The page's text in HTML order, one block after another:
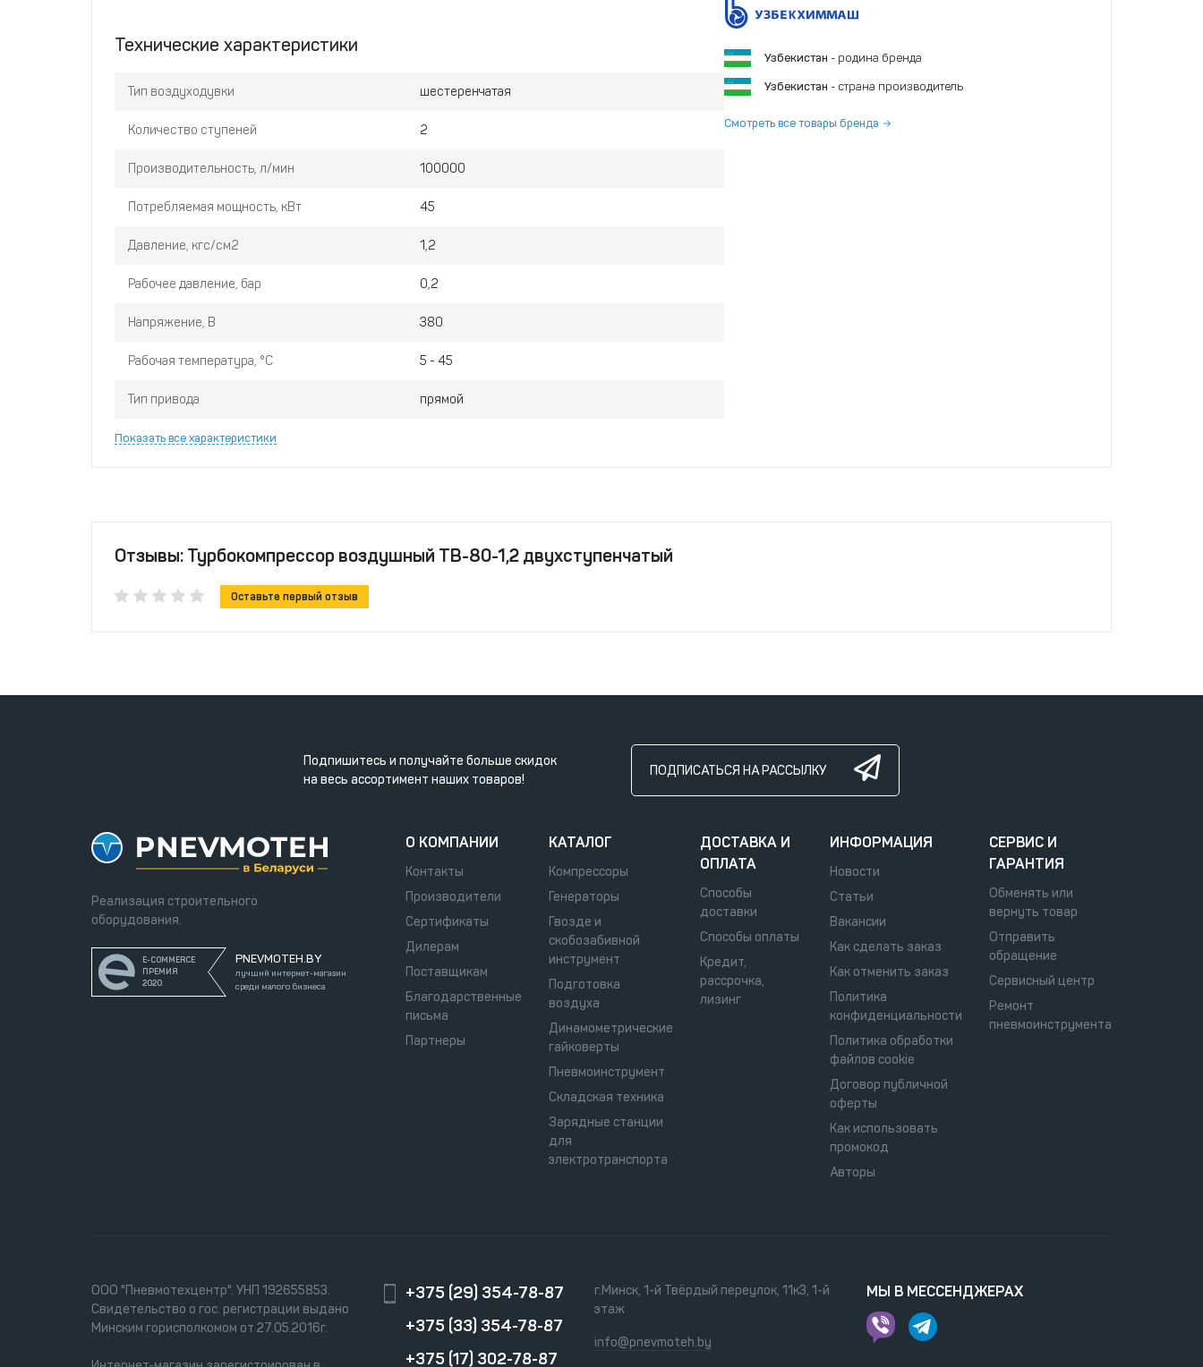
Технические характеристики
Тип воздуходувки шестеренчатая
Количество ступеней 2
Производительность, л/мин 100000
Потребляемая мощность, кВт 45
Давление, кгс/см2 1,2
Рабочее давление, бар 0,2
Напряжение, В 380
Рабочая температура, °C 5 - 45
Тип привода прямой
Показать все характеристики
Узбекистан - родина бренда
Узбекистан - страна производитель
Смотреть все товары бренда
Отзывы: Турбокомпрессор воздушный ТВ-80-1,2 двухступенчатый
Оставьте первый отзыв
Подпишитесь и получайте больше скидок
на весь ассортимент наших товаров!
ПОДПИСАТЬСЯ НА РАССЫЛКУ
Реализация строительного
оборудования.
E-COMMERCE
ПРЕМИЯ
2020
PNEVMOTEH.BY
лучший интернет-магазин
среди малого бизнеса
О КОМПАНИИ
Контакты
Производители
Сертификаты
Дилерам
Поставщикам
Благодарственные
письма
Партнеры
КАТАЛОГ
Компрессоры
Генераторы
Гвозде и
скобозабивной
инструмент
Подготовка
воздуха
Динамометрические
гайковерты
Пневмоинструмент
Складская техника
Зарядные станции
для
электротранспорта
ДОСТАВКА И
ОПЛАТА
Способы
доставки
Способы оплаты
Кредит,
рассрочка,
лизинг
ИНФОРМАЦИЯ
Новости
Статьи
Вакансии
Как сделать заказ
Как отменить заказ
Политика
конфиденциальности
Политика обработки
файлов cookie
Договор публичной
оферты
Как использовать
промокод
Авторы
СЕРВИС И
ГАРАНТИЯ
Обменять или
вернуть товар
Отправить
обращение
Сервисный центр
Ремонт
пневмоинструмента
ООО "Пневмотехцентр". УНП 192655853.
Свидетельство о гос. регистрации выдано
Минским горисполкомом от 27.05.2016г.
+375 (29) 354-78-87
+375 (33) 354-78-87
+375 (17) 302-78-87
г.Минск, 1-й Твёрдый переулок, 11к3, 1-й
этаж
info@pnevmoteh.by
МЫ В МЕССЕНДЖЕРАХ